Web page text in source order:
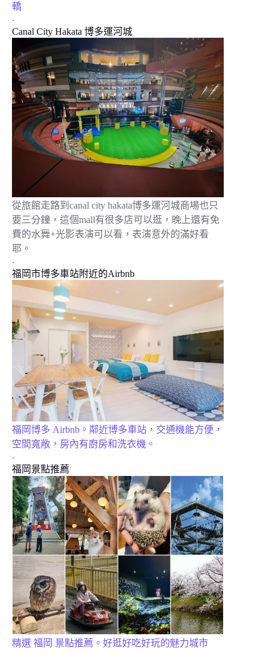
轎
.
Canal City Hakata 博多運河城
從旅館走路到canal city hakata博多運河城商場也只
要三分鐘，這個mall有很多店可以逛，晚上還有免
費的水舞+光影表演可以看，表演意外的滿好看
耶。
.
福岡市博多車站附近的Airbnb
福岡博多 Airbnb。鄰近博多車站，交通機能方便，
空間寬敞，房內有廚房和洗衣機。
.
福岡景點推薦
精選 福岡 景點推薦。好逛好吃好玩的魅力城市